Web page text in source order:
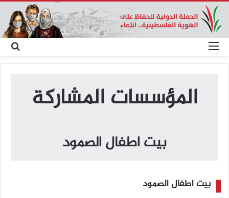
عن
القائمة
المؤسسات المشاركة
بيت اطفال الصمود
بيت اطفال الصمود